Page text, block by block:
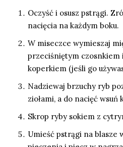
Oczyść i osusz pstrągi.
nacięcia na każdym boku.
W miseczce wymieszaj
przeciśniętym czosnkiem
koperkiem (jeśli go
Nadziewaj brzuchy ryb
ziołami, a do nacięć wsuń
Skrop ryby sokiem z
Umieść pstrągi na blasze